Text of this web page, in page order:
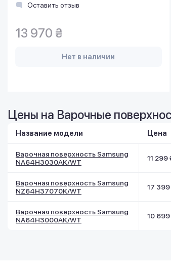
Оставить отзыв
13 970 ₴
Нет в наличии
Цены на Варочные
Название модели Цена
Варочная поверхность Samsung
NA64H3030AK/WT
11 299
Варочная поверхность Samsung
NZ64H37070K/WT
17 399
Варочная поверхность Samsung
NA64H3000AK/WT
10 699